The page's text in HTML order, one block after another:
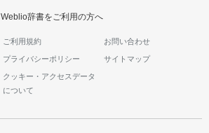
Weblio辞書をご利用の方へ
ご利用規約 お問い合わせ
プライバシーポリシー サイトマップ
クッキー・アクセスデータ
について